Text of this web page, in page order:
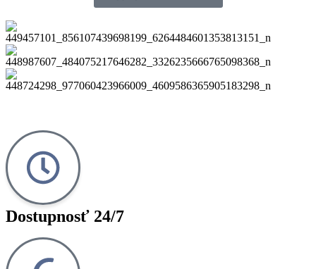
Dostupnosť 24/7